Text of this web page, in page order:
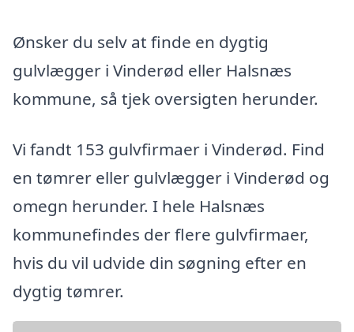
Ønsker du selv at finde en dygtig
gulvlægger i Vinderød eller Halsnæs
kommune, så tjek oversigten herunder.
Vi fandt 153 gulvfirmaer i Vinderød. Find
en tømrer eller gulvlægger i Vinderød og
omegn herunder. I hele Halsnæs
kommunefindes der flere gulvfirmaer,
hvis du vil udvide din søgning efter en
dygtig tømrer.